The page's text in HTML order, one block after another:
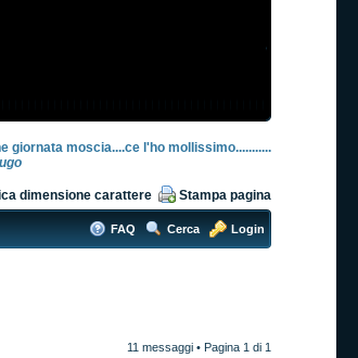
giornata moscia....ce l'ho mollissimo...........
dimensione carattere Stampa pagina
FAQ Cerca Login
11 messaggi • Pagina 1 di 1